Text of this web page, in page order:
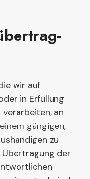
wir auf
in Erfüllung
an
gängigen,
zu
Übertragung der